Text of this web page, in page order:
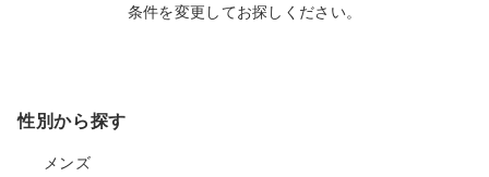
条件を変更してお探しください。
性別から探す
メンズ